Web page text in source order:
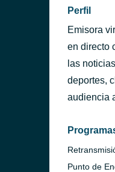
Perfil
Emisora
en directo
las
deportes,
audiencia
Punto de